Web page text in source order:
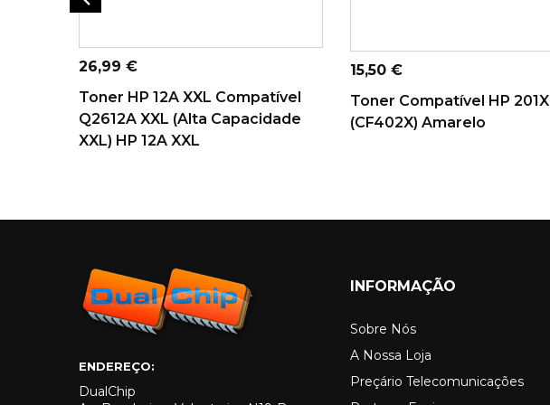
CARRINHO
Preço
26,99 €
Toner HP 12A XXL Compatível
Q2612A XXL (alta Capacidade
XXL) HP 12A XXL
CARRINHO
Preço
15,50 €
Toner Compatível HP 201X
(CF402X) Amarelo
ENDEREÇO:
DualChip
INFORMAÇÃO
Sobre Nós
A Nossa Loja
Preçário Telecomunicações